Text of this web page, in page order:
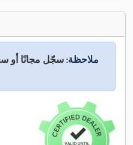
ملاحظة: سجّل مجانًا أو